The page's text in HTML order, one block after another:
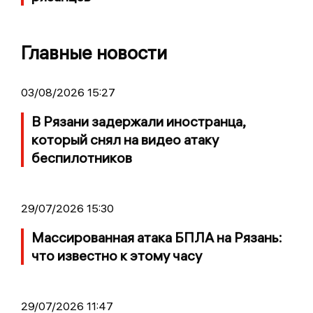
Главные новости
03/08/2026 15:27
В Рязани задержали иностранца,
который снял на видео атаку
беспилотников
29/07/2026 15:30
Массированная атака БПЛА на Рязань:
что известно к этому часу
29/07/2026 11:47